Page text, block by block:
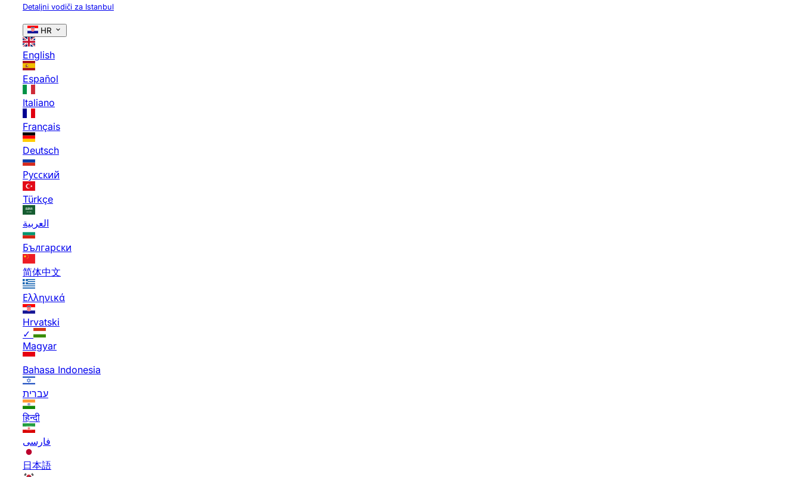
Detaljni vodiči za Istanbul
HR
English
Español
Italiano
Français
Deutsch
Русский
Türkçe
العربية
Български
简体中文
Ελληνικά
Hrvatski
✓
Magyar
Bahasa Indonesia
עברית
हिन्दी
فارسی
日本語